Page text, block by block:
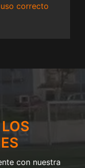
correcto
con nuestra